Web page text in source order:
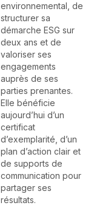
environnemental, de
structurer sa
démarche ESG sur
deux ans et de
valoriser ses
engagements
auprès de ses
parties prenantes.
Elle bénéficie
aujourd’hui d’un
certificat
d’exemplarité, d’un
plan d’action clair et
de supports de
communication pour
partager ses
résultats.